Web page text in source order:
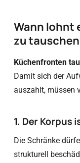
Wann lohnt
zu
Küchenfronten
Damit sich der
auszahlt, müssen
1. Der Korpus
Die Schränke
strukturell